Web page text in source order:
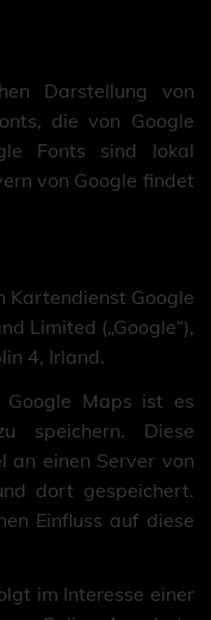
Darstellung von
die von Google
Fonts sind lokal
von Google findet
Kartendienst Google
Limited („Google“),
4, Irland.
Google Maps ist es
speichern. Diese
an einen Server von
dort gespeichert.
Einfluss auf diese
im Interesse einer